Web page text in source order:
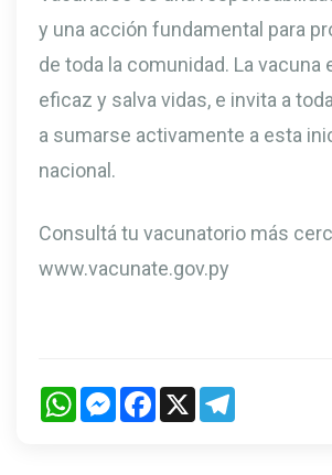
y una acción fundamental para
de toda la comunidad. La vacuna
eficaz y salva vidas, e invita a
a sumarse activamente a esta
nacional.
Consultá tu vacunatorio más
www.vacunate.gov.py
WhatsAppMessengerFacebook
X